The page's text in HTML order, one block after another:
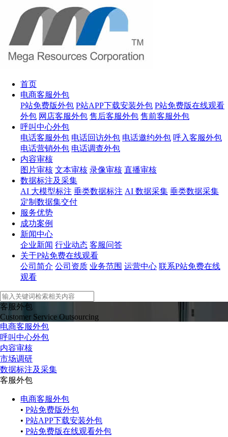
首页
电商客服外包
P站免费版外包 P站APP下载安装外包 P站免费版在线观看
外包 网店客服外包 售后客服外包 售前客服外包
呼叫中心外包
电话客服外包 电话回访外包 电话邀约外包 呼入客服外包
电话营销外包 电话调查外包
内容审核
图片审核 文本审核 录像审核 直播审核
数据标注及采集
AI 大模型标注 垂类数据标注 AI 数据采集 垂类数据采集
定制数据集交付
服务优势
成功案例
新闻中心
企业新闻 行业动态 客服问答
关于P站免费在线观看
公司简介 公司资质 业务范围 运营中心 联系P站免费在线
观看
客服外包
Customer Service Outsourcing
电商客服外包
呼叫中心外包
内容审核
市场调研
数据标注及采集
客服外包
电商客服外包
• P站免费版外包
• P站APP下载安装外包
• P站免费版在线观看外包